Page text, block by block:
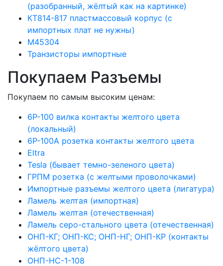
(разобранный, жёлтый как на картинке)
КТ814-817 пластмассовый корпус (с
импортных плат не нужны)
М45304
Транзисторы импортные
Покупаем Разъемы
Покупаем по самым высоким ценам:
6Р-100 вилка контакты желтого цвета
(локальный)
6Р-100А розетка контакты желтого цвета
Eltra
Tesla (бывает темно-зеленого цвета)
ГРПМ розетка (с желтыми проволочками)
Импортные разъемы желтого цвета (лигатура)
Ламель желтая (импортная)
Ламель желтая (отечественная)
Ламель серо-стального цвета (отечественная)
ОНП-КГ; ОНП-КС; ОНП-НГ; ОНП-КР (контакты
жёлтого цвета)
ОНП-НС-1-108